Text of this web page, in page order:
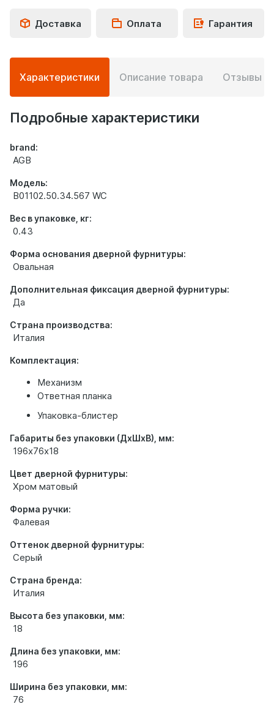
Доставка Оплата Гарантия
Подробная
информация
о
товаре
Характеристики Описание товара Отзывы
Подробные характеристики
brand:
AGB
Модель:
B01102.50.34.567 WC
Вес в упаковке, кг:
0.43
Форма основания дверной фурнитуры:
Овальная
Дополнительная фиксация дверной фурнитуры:
Да
Страна производства:
Италия
Комплектация:
Механизм
Ответная планка
Упаковка-блистер
Габариты без упаковки (ДхШхВ), мм:
196х76х18
Цвет дверной фурнитуры:
Хром матовый
Форма ручки:
Фалевая
Оттенок дверной фурнитуры:
Серый
Страна бренда:
Италия
Высота без упаковки, мм:
18
Длина без упаковки, мм:
196
Ширина без упаковки, мм:
76